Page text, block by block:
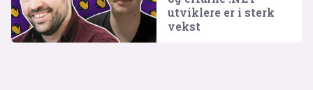
utviklere er i sterk
vekst